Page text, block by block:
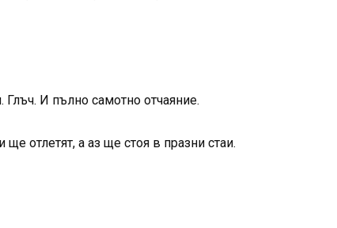
Глъч. И пълно самотно отчаяние.
отлетят, а аз ще стоя в празни стаи.